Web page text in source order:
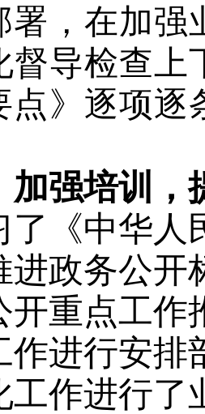
署，在加强
督导检查上
点》逐项逐
加强培训
了《中华人
进政务公开
开重点工作
作进行安排
工作进行了